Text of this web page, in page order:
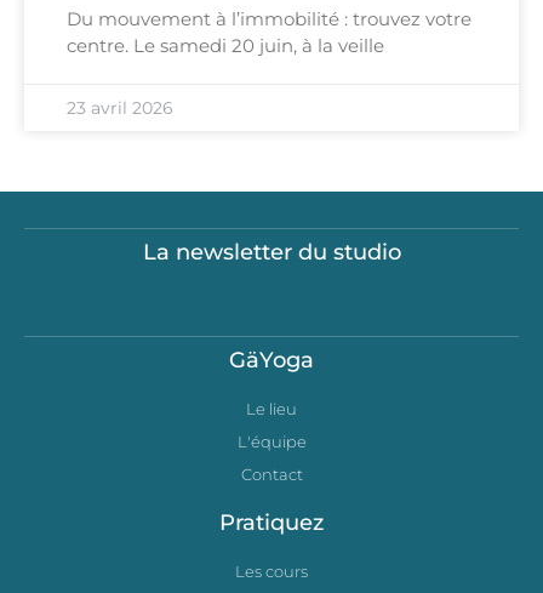
Du mouvement à l’immobilité : trouvez votre
centre. Le samedi 20 juin, à la veille
23 avril 2026
La newsletter du studio
GäYoga
Le lieu
L'équipe
Contact
Pratiquez
Les cours